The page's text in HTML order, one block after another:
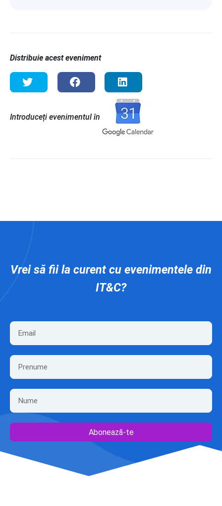
Distribuie acest eveniment
Introduceți evenimentul în
Vrei să fii la curent cu evenimentele din
IT&C?
Abonează-te